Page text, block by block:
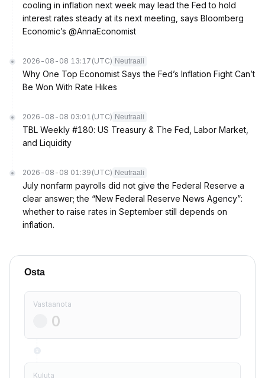
cooling in inflation next week may lead the Fed to hold
interest rates steady at its next meeting, says Bloomberg
Economic’s @AnnaEconomist
2026-08-08 13:17 (UTC) Neutraali
Why One Top Economist Says the Fed’s Inflation Fight Can’t
Be Won With Rate Hikes
2026-08-08 03:01 (UTC) Neutraali
TBL Weekly #180: US Treasury & The Fed, Labor Market,
and Liquidity
2026-08-08 01:39 (UTC) Neutraali
July nonfarm payrolls did not give the Federal Reserve a
clear answer; the “New Federal Reserve News Agency”:
whether to raise rates in September still depends on
inflation.
Osta
Vastaanota
Kuluta